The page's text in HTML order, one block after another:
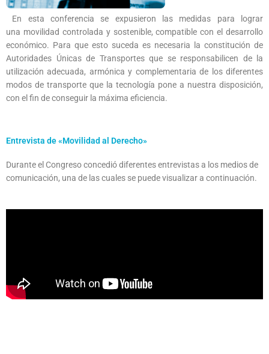
En esta conferencia se expusieron las medidas para lograr
una movilidad controlada y sostenible, compatible con el desarrollo
económico. Para que esto suceda es necesaria la constitución de
Autoridades Únicas de Transportes que se responsabilicen de la
utilización adecuada, armónica y complementaria de los diferentes
modos de transporte que la tecnología pone a nuestra disposición,
con el fin de conseguir la máxima eficiencia.
Entrevista de «Movilidad al Derecho»
Durante el Congreso concedió diferentes entrevistas a los medios de
comunicación, una de las cuales se puede visualizar a continuación.